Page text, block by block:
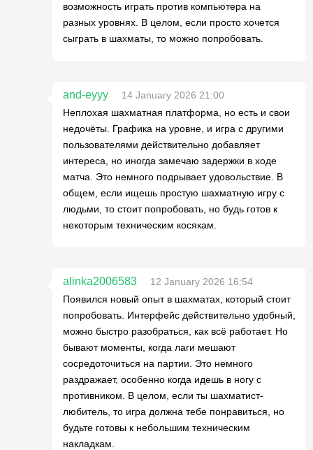
возможность играть против компьютера на
разных уровнях. В целом, если просто хочется
сыграть в шахматы, то можно попробовать.
and-eyyy
14 January 2026 21:00
Неплохая шахматная платформа, но есть и свои
недочёты. Графика на уровне, и игра с другими
пользователями действительно добавляет
интереса, но иногда замечаю задержки в ходе
матча. Это немного подрывает удовольствие. В
общем, если ищешь простую шахматную игру с
людьми, то стоит попробовать, но будь готов к
некоторым техническим косякам.
alinka2006583
12 January 2026 16:54
Появился новый опыт в шахматах, который стоит
попробовать. Интерфейс действительно удобный,
можно быстро разобраться, как всё работает. Но
бывают моменты, когда лаги мешают
сосредоточиться на партии. Это немного
раздражает, особенно когда идешь в ногу с
противником. В целом, если ты шахматист-
любитель, то игра должна тебе понравиться, но
будьте готовы к небольшим техническим
накладкам.